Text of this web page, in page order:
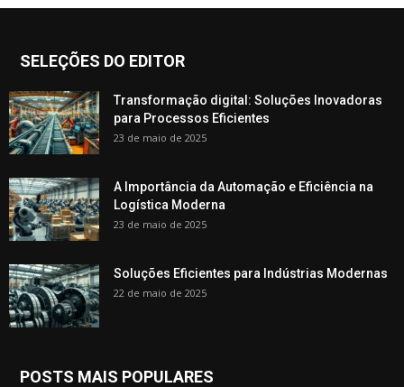
SELEÇÕES DO EDITOR
Transformação digital: Soluções Inovadoras
para Processos Eficientes
23 de maio de 2025
A Importância da Automação e Eficiência na
Logística Moderna
23 de maio de 2025
Soluções Eficientes para Indústrias Modernas
22 de maio de 2025
POSTS MAIS POPULARES